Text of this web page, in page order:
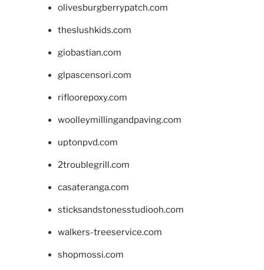
olivesburgberrypatch.com
theslushkids.com
giobastian.com
glpascensori.com
rifloorepoxy.com
woolleymillingandpaving.com
uptonpvd.com
2troublegrill.com
casateranga.com
sticksandstonesstudiooh.com
walkers-treeservice.com
shopmossi.com